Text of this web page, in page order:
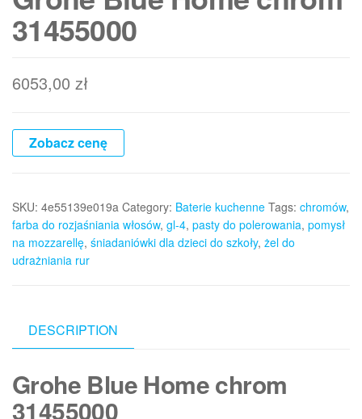
31455000
6053,00 zł
Zobacz cenę
SKU: 4e55139e019a Category: Baterie kuchenne Tags: chromów,
farba do rozjaśniania włosów, gl-4, pasty do polerowania, pomysł
na mozzarellę, śniadaniówki dla dzieci do szkoły, żel do
udrażniania rur
DESCRIPTION
Grohe Blue Home chrom
31455000